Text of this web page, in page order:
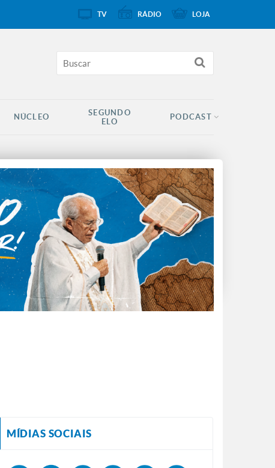
NÚCLEO
SEGUNDO
ELO
PODCAST
MÍDIAS SOCIAIS
TV RÁDIO LOJA